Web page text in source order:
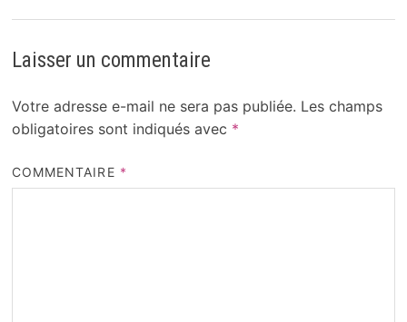
Laisser un commentaire
Votre adresse e-mail ne sera pas publiée. Les champs
obligatoires sont indiqués avec *
COMMENTAIRE *